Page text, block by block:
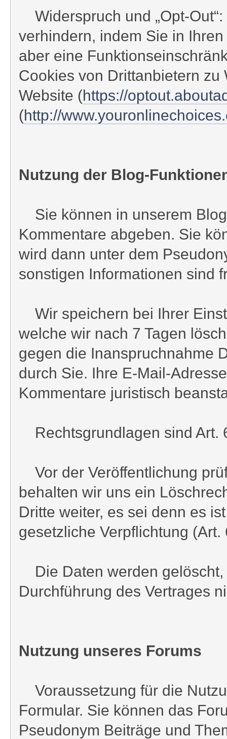
Widerspruch und „Opt-
verhindern, indem Sie in
aber eine
Cookies von Drittanbietern zu
Website (https://
(http://
Nutzung der Blog-
Sie können in unserem
Kommentare abgeben. Sie
wird dann unter dem
sonstigen Informationen sind
Wir speichern bei Ihrer
welche wir nach 7 Tagen
gegen die Inanspruchnahme
durch Sie. Ihre E-Mail-
Kommentare juristisch
Rechtsgrundlagen sind Art.
Vor der Veröffentlichung
behalten wir uns ein
Dritte weiter, es sei denn es
gesetzliche Verpflichtung
Die Daten werden gelöscht,
Durchführung des Vertrages
Nutzung unseres Forums
Voraussetzung für die
Formular. Sie können das
Pseudonym Beiträge und